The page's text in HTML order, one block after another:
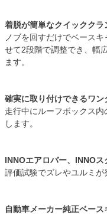
着脱が簡単なクイッククラ
ノブを回すだけでベース
せて2段階で調整でき、幅
ます。
確実に取り付けできるワン
走行中にルーフボックス
します。
INNOエアロバー、INNO
評価試験でズレやユルミが
自動車メーカー純正ベー